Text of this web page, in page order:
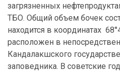
загрязненных
ТБО. Общий объем бочек
находится в координатах
расположен в
Кандалакшского
заповедника. В советские